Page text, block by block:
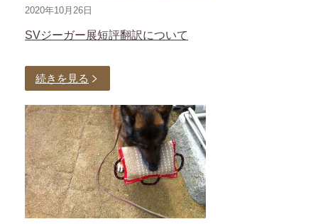
2020年10月26日
SVジーガー展短評翻訳について
続きを見る